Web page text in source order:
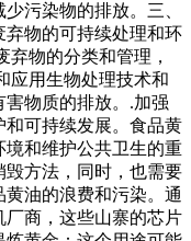
污染物的排放。三、
物的可持续处理和环
物的分类和管理，
应用生物处理技术和
物质的排放。.加强
可持续发展。食品黄
和维护公共卫生的重
方法，同时，也需要
油的浪费和污染。通
商，这些山寨的芯片